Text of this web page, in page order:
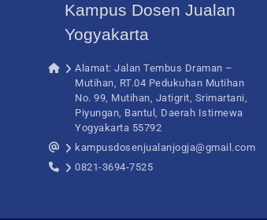
Kampus Dosen Jualan
Yogyakarta
Alamat: Jalan Tembus Draman –
Mutihan, RT.04 Pedukuhan Mutihan
No. 99, Mutihan, Jatigrit, Srimartani,
Piyungan, Bantul, Daerah Istimewa
Yogyakarta 55792
kampusdosenjualanjogja@gmail.com
0821-3694-7525